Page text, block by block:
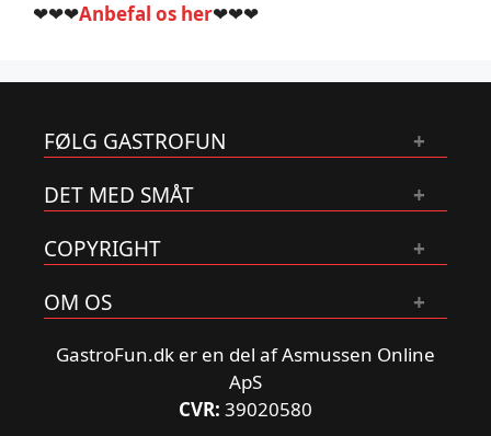
❤❤❤Anbefal os her❤❤❤
FØLG GASTROFUN
DET MED SMÅT
COPYRIGHT
OM OS
GastroFun.dk er en del af Asmussen Online
ApS
CVR: 39020580